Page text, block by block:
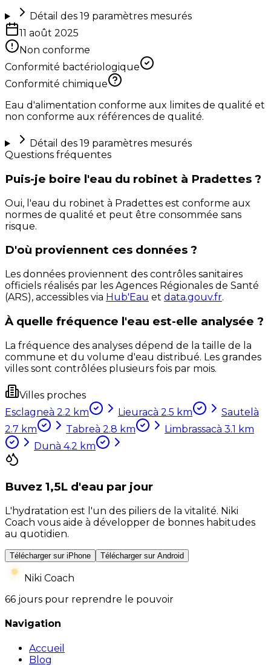
Détail des 19 paramètres mesurés
11 août 2025
Non conforme
Conformité bactériologique
Conformité chimique
Eau d'alimentation conforme aux limites de qualité et
non conforme aux références de qualité.
Détail des 19 paramètres mesurés
Questions fréquentes
Puis-je boire l'eau du robinet à Pradettes ?
Oui, l'eau du robinet à Pradettes est conforme aux
normes de qualité et peut être consommée sans
risque.
D'où proviennent ces données ?
Les données proviennent des contrôles sanitaires
officiels réalisés par les Agences Régionales de Santé
(ARS), accessibles via Hub'Eau et data.gouv.fr.
À quelle fréquence l'eau est-elle analysée ?
La fréquence des analyses dépend de la taille de la
commune et du volume d'eau distribué. Les grandes
villes sont contrôlées plusieurs fois par mois.
Villes proches
Esclagneà 2.2 km Lieuracà 2.5 km Sautel à
2.7 km Tabreà 2.8 km Limbrassacà 3.1 km
Dunà 4.2 km
Buvez 1,5L d'eau par jour
L'hydratation est l'un des piliers de la vitalité. Niki
Coach vous aide à développer de bonnes habitudes
au quotidien.
Télécharger sur iPhone Télécharger sur Android
Niki Coach
66 jours pour reprendre le pouvoir
Navigation
Accueil
Blog